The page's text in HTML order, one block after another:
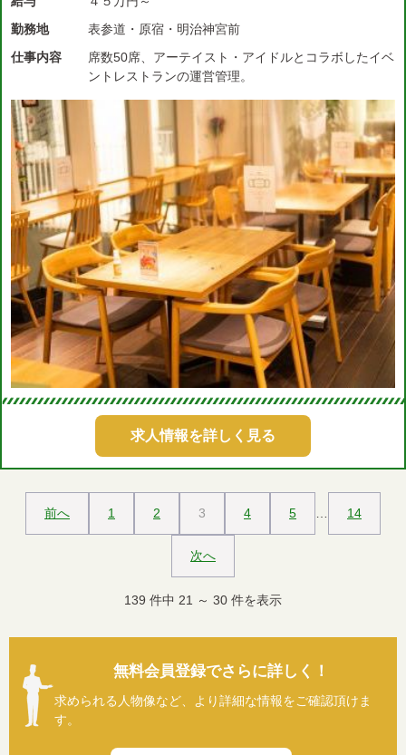
勤務地
表参道・原宿・明治神宮前
仕事内容
席数50席、アーテイスト・アイドルとコラボしたイベ
ントレストランの運営管理。
求人情報を詳しく見る
前へ 1 2 3 4 5 14
次へ
139 件中 21 ～ 30 件を表示
無料会員登録でさらに詳しく！
求められる人物像など、より詳細な情報をご確認頂けま
す。